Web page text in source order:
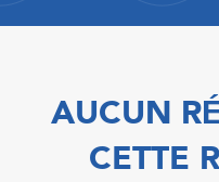
AUCUN
CETTE